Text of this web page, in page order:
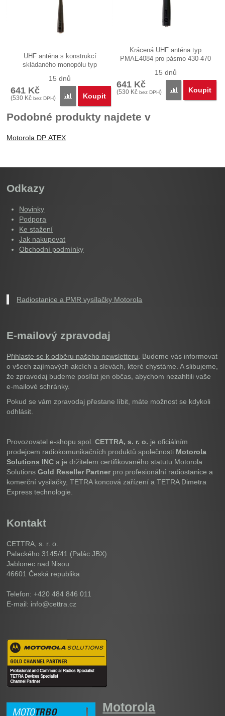
UHF anténa s konstrukcí
skládaného monopólu typ
15 dnů
641 Kč
(530 Kč bez DPH) Porovnat
Koupit
Krácená UHF anténa typ
PMAE4084 pro pásmo 430-470
15 dnů
641 Kč
(530 Kč bez DPH) Porovnat
Koupit
Podobné produkty najdete v
Motorola DP ATEX
Odkazy
Novinky
Podpora
Ke stažení
Jak nakupovat
Obchodní podmínky
Radiostanice a PMR vysílačky Motorola
E-mailový zpravodaj
Přihlaste se k odběru našeho newsletteru . Budeme vás informovat
o všech zajímavých akcích a slevách, které chystáme. A slibujeme,
že zpravodaj budeme posílat jen občas, abychom nezahltili vaše
e-mailové schránky.
Pokud se vám zpravodaj přestane líbit, máte možnost se kdykoli
odhlásit.
Provozovatel e-shopu spol.CETTRA, s. r. o. je oficiálním
prodejcem radiokomunikačních produktů společnosti Motorola
Solutions INC a je držitelem certifikovaného statutu Motorola
SolutionsGold Reseller Partner pro profesionální radiostanice a
komerční vysilačky, TETRA koncová zařízení a TETRA Dimetra
Express technologie.
Kontakt
CETTRA, s. r. o.
Palackého 3145/41 (Palác JBX)
Jablonec nad Nisou
46601Česká republika
Telefon: +420 484 846 011
E-mail: info@cettra.cz
Motorola